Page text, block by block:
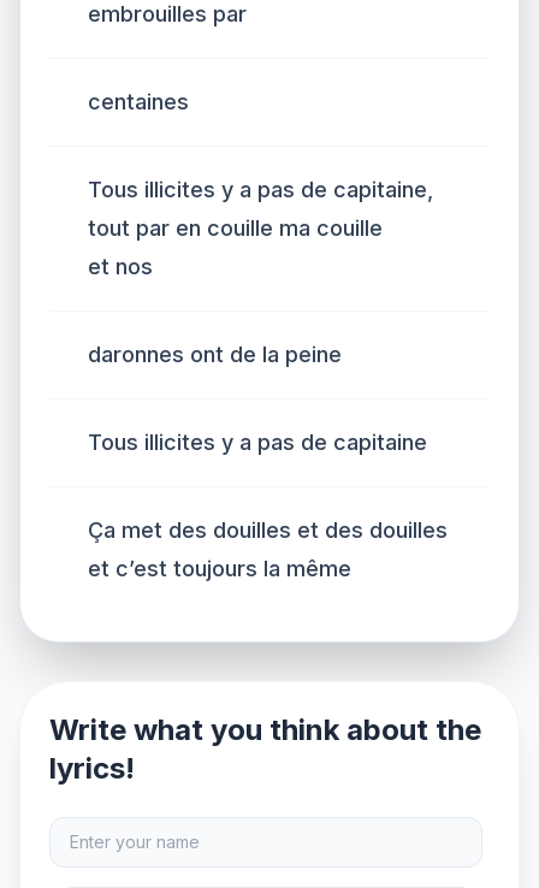
embrouilles par
centaines
Tous illicites y a pas de capitaine,
tout par en couille ma couille
et nos
daronnes ont de la peine
Tous illicites y a pas de capitaine
Ça met des douilles et des douilles
et c’est toujours la même
Write what you think about the
lyrics!